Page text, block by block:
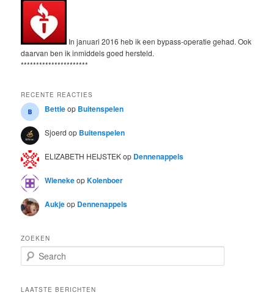
In januari 2016 heb ik een bypass-operatie gehad. Ook
daarvan ben ik inmiddels goed hersteld.
**********************
RECENTE REACTIES
Bettieop Buitenspelen
Sjoerd op Buitenspelen
ELIZABETH HEIJSTEKop Dennenappels
WienekeopKolenboer
Aukjeop Dennenappels
ZOEKEN
e
rLAATSTE BERICHTEN